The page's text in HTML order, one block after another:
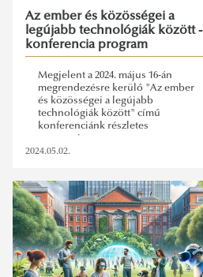
Az ember és közösségei a
legújabb technológiák között -
konferencia program
Megjelent a 2024. május 16-án
megrendezésre kerülő "Az ember
és közösségei a legújabb
technológiák között" című
konferenciánk részletes
programja.
2024.05.02.